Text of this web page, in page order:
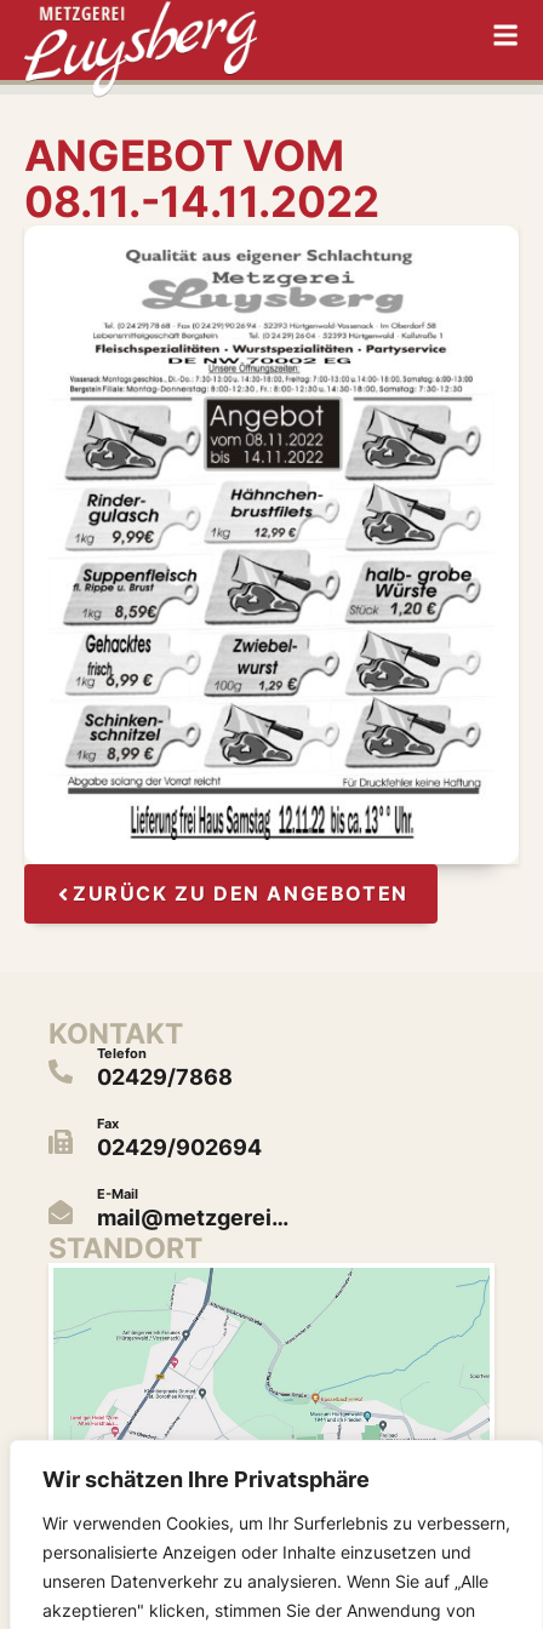
Wir schätzen Ihre Privatsphäre
Wir verwenden Cookies, um Ihr Surferlebnis zu verbessern,
personalisierte Anzeigen oder Inhalte einzusetzen und
unseren Datenverkehr zu analysieren. Wenn Sie auf „Alle
akzeptieren" klicken, stimmen Sie der Anwendung von
ANGEBOT VOM
08.11.-14.11.2022
ZURÜCK ZU DEN ANGEBOTEN
KONTAKT
Telefon
02429/7868
Fax
02429/902694
E-Mail
mail@metzgerei…
STANDORT
FOLGEN SIE UNS